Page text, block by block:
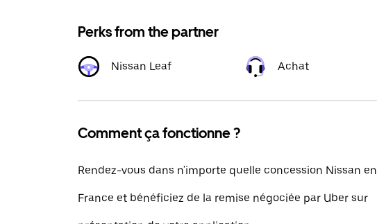
Perks from the partner
Nissan Leaf Achat
Comment ça fonctionne ?
Rendez-vous dans n'importe quelle concession Nissan en
France et bénéficiez de la remise négociée par Uber sur